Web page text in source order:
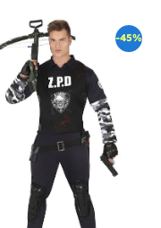
-45%